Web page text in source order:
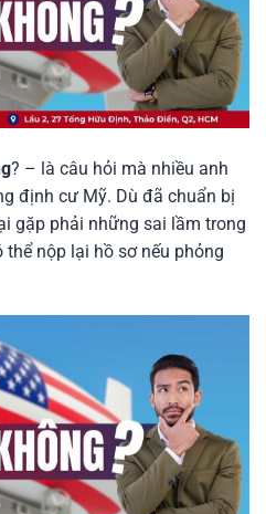
? – là câu hỏi mà nhiều anh
định cư Mỹ. Dù đã chuẩn bị
gặp phải những sai lầm trong
nộp lại hồ sơ nếu phỏng